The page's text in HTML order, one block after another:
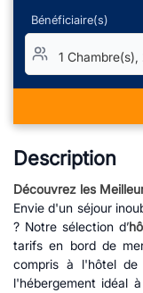
Bénéficiaire(s)
1 Chambre(s),
Description
Découvrez les
Envie d'un séjour
? Notre sélection d’
tarifs en bord de
compris à l'hôtel
l'hébergement idéal